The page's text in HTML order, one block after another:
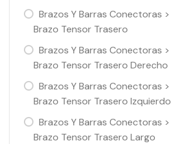
Brazos Y Barras Conectoras >
Brazo Tensor Trasero
Brazos Y Barras Conectoras >
Brazo Tensor Trasero Derecho
Brazos Y Barras Conectoras >
Brazo Tensor Trasero Izquierdo
Brazos Y Barras Conectoras >
Brazo Tensor Trasero Largo